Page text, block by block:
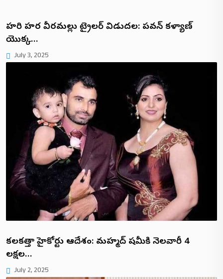
హరి హర వీరమల్లు ట్రైలర్ విడుదల: పవన్ కళ్యాణ్
యొక్క…
July 3, 2025
కలకత్తా హైకోర్టు ఆదేశం: మహ్మద్ షమీకి నెలవారీ ₹4
లక్షల…
July 2, 2025